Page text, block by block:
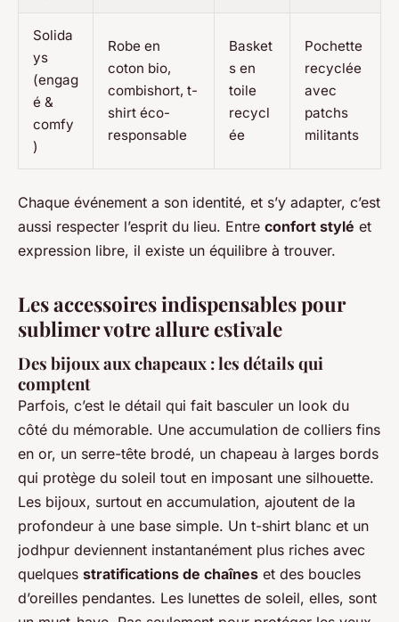
Solida
ys
(engag
é &
comfy
)
Robe en
coton bio,
combishort, t-
shirt éco-
responsable
Basket
s en
toile
recycl
ée
Pochette
recyclée
avec
patchs
militants
Chaque événement a son identité, et s’y adapter, c’est
aussi respecter l’esprit du lieu. Entre confort stylé et
expression libre, il existe un équilibre à trouver.
Les accessoires indispensables pour
sublimer votre allure estivale
Des bijoux aux chapeaux : les détails qui
comptent
Parfois, c’est le détail qui fait basculer un look du
côté du mémorable. Une accumulation de colliers fins
en or, un serre-tête brodé, un chapeau à larges bords
qui protège du soleil tout en imposant une silhouette.
Les bijoux, surtout en accumulation, ajoutent de la
profondeur à une base simple. Un t-shirt blanc et un
jodhpur deviennent instantanément plus riches avec
quelques stratifications de chaînes et des boucles
d’oreilles pendantes. Les lunettes de soleil, elles, sont